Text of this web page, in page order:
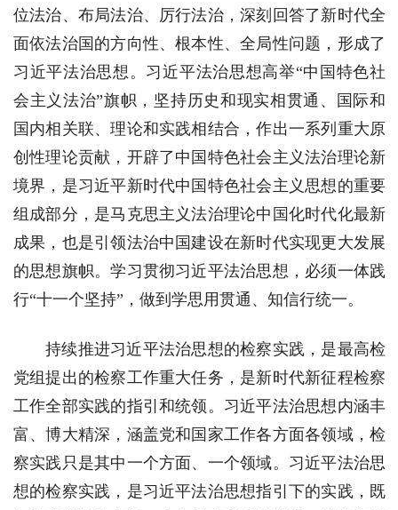
位法治、布局法治、厉行法治，深刻回答了新时代全
面依法治国的方向性、根本性、全局性问题，形成了
习近平法治思想。习近平法治思想高举“中国特色社
会主义法治”旗帜，坚持历史和现实相贯通、国际和
国内相关联、理论和实践相结合，作出一系列重大原
创性理论贡献，开辟了中国特色社会主义法治理论新
境界，是习近平新时代中国特色社会主义思想的重要
组成部分，是马克思主义法治理论中国化时代化最新
成果，也是引领法治中国建设在新时代实现更大发展
的思想旗帜。学习贯彻习近平法治思想，必须一体践
行“十一个坚持”，做到学思用贯通、知信行统一。
持续推进习近平法治思想的检察实践，是最高检
党组提出的检察工作重大任务，是新时代新征程检察
工作全部实践的指引和统领。习近平法治思想内涵丰
富、博大精深，涵盖党和国家工作各方面各领域，检
察实践只是其中一个方面、一个领域。习近平法治思
想的检察实践，是习近平法治思想指引下的实践，既